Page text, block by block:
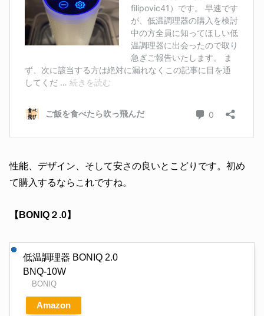
性能、デザイン、そして安さの良いとこどりです。初め
て購入するならこれですね。
【BONIQ２.0】
低温調理器 BONIQ 2.0
BNQ-10W
BONIQ
Amazon